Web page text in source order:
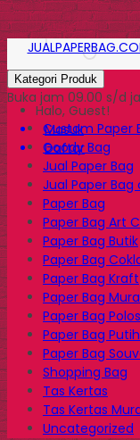
Halo, Guest!
Masuk
Daftar
Kategori Produk
Buka jam 09.00 s/d
Custom Paper
Goody Bag
Jual Paper Bag
Jual Paper
Paper Bag
Paper Bag Art
Paper Bag Butik
Paper Bag
Paper Bag Kraft
Paper Bag
Paper Bag Polos
Paper Bag Putih
Paper Bag
Shopping Bag
Tas Kertas
Tas Kertas
Uncategorized